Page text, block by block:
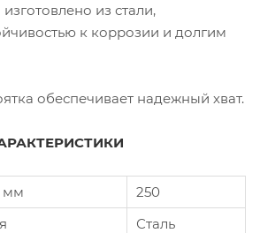
из стали,
к коррозии и долгим
обеспечивает надежный хват.
мм
250
Сталь